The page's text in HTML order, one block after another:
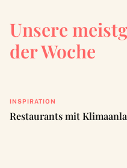
Unsere
der Woche
INSPIRATION
Restaurants mit